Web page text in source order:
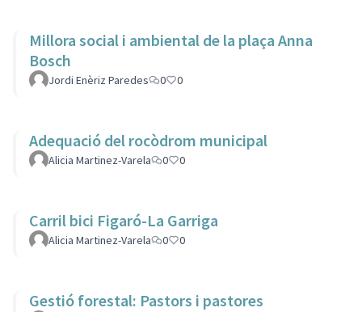
Millora social i ambiental de la plaça Anna
Bosch
Jordi Enèriz Paredes 0 0
Adequació del rocòdrom municipal
Alicia Martinez-Varela 0 0
Carril bici Figaró-La Garriga
Alicia Martinez-Varela 0 0
Gestió forestal: Pastors i pastores